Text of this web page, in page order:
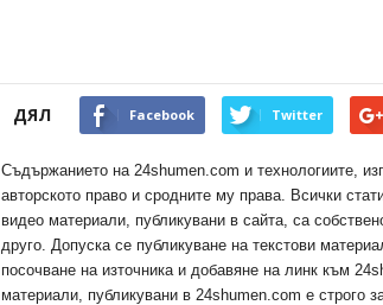
ДЯЛ Facebook Twitter
Съдържанието на 24shumen.com и технологиите,
авторското право и сродните му права. Всички
видео материали, публикувани в сайта, са
друго. Допуска се публикуване на текстови
посочване на източника и добавяне на линк към
материали, публикувани в 24shumen.com е строго